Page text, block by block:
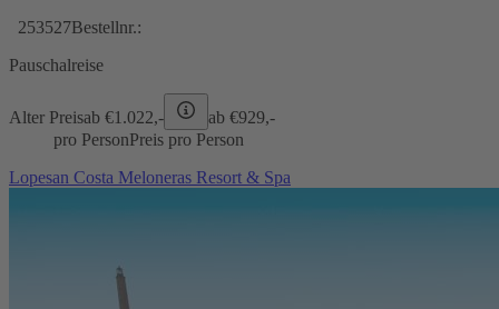
253527Bestellnr.:
Pauschalreise
Alter Preisab €1.022,- ab €929,-
pro PersonPreis pro Person
Lopesan Costa Meloneras Resort & Spa